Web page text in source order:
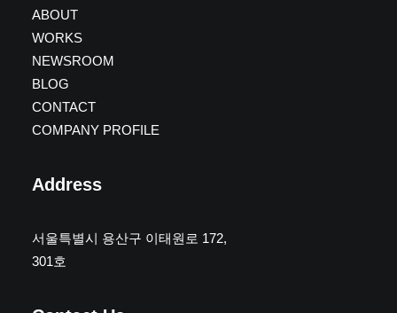
ABOUT
WORKS
NEWSROOM
BLOG
CONTACT
COMPANY PROFILE
Address
서울특별시 용산구 이태원로 172,
301호